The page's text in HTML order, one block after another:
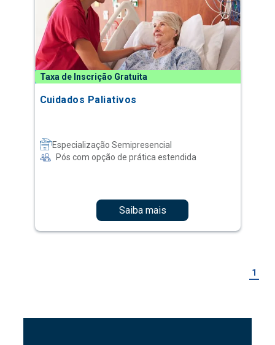
Taxa de Inscrição Gratuita
Cuidados Paliativos
Especialização Semipresencial
Pós com opção de prática estendida
Saiba mais
1